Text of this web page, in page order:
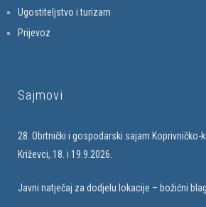
Ugostiteljstvo i turizam
Prijevoz
Sajmovi
28. Obrtnički i gospodarski sajam Koprivničko-
Križevci, 18. i 19.9.2026.
Javni natječaj za dodjelu lokacije – božićni